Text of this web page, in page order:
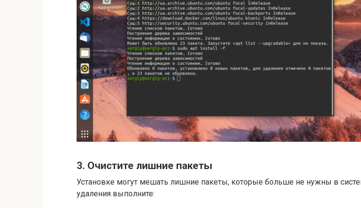
3. Очистите лишние пакеты
Установке могут мешать лишние пакеты, которые больше не нужны в
удаления выполните: